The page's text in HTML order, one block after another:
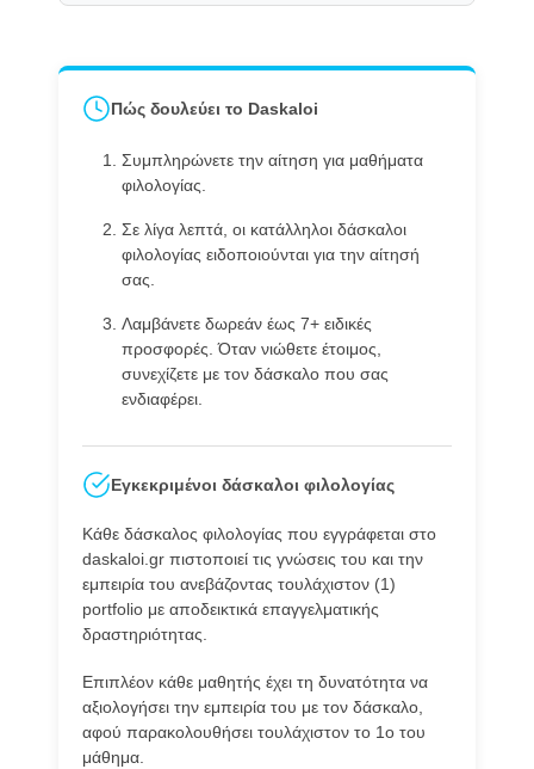
Πώς δουλεύει το Daskaloi
Συμπληρώνετε την αίτηση για μαθήματα
φιλολογίας.
Σε λίγα λεπτά, οι κατάλληλοι δάσκαλοι
φιλολογίας ειδοποιούνται για την αίτησή
σας.
Λαμβάνετε δωρεάν έως 7+ ειδικές
προσφορές. Όταν νιώθετε έτοιμος,
συνεχίζετε με τον δάσκαλο που σας
ενδιαφέρει.
Εγκεκριμένοι δάσκαλοι φιλολογίας
Κάθε δάσκαλος φιλολογίας που εγγράφεται στο
daskaloi.gr πιστοποιεί τις γνώσεις του και την
εμπειρία του ανεβάζοντας τουλάχιστον (1)
portfolio με αποδεικτικά επαγγελματικής
δραστηριότητας.
Επιπλέον κάθε μαθητής έχει τη δυνατότητα να
αξιολογήσει την εμπειρία του με τον δάσκαλο,
αφού παρακολουθήσει τουλάχιστον το 1ο του
μάθημα.